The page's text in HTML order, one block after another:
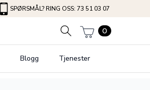
SPØRSMÅL? RING OSS: 73 51 03 07
0
Blogg Tjenester